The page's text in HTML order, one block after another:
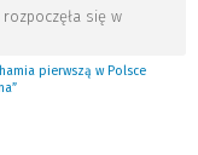
się w
pierwszą w Polsce